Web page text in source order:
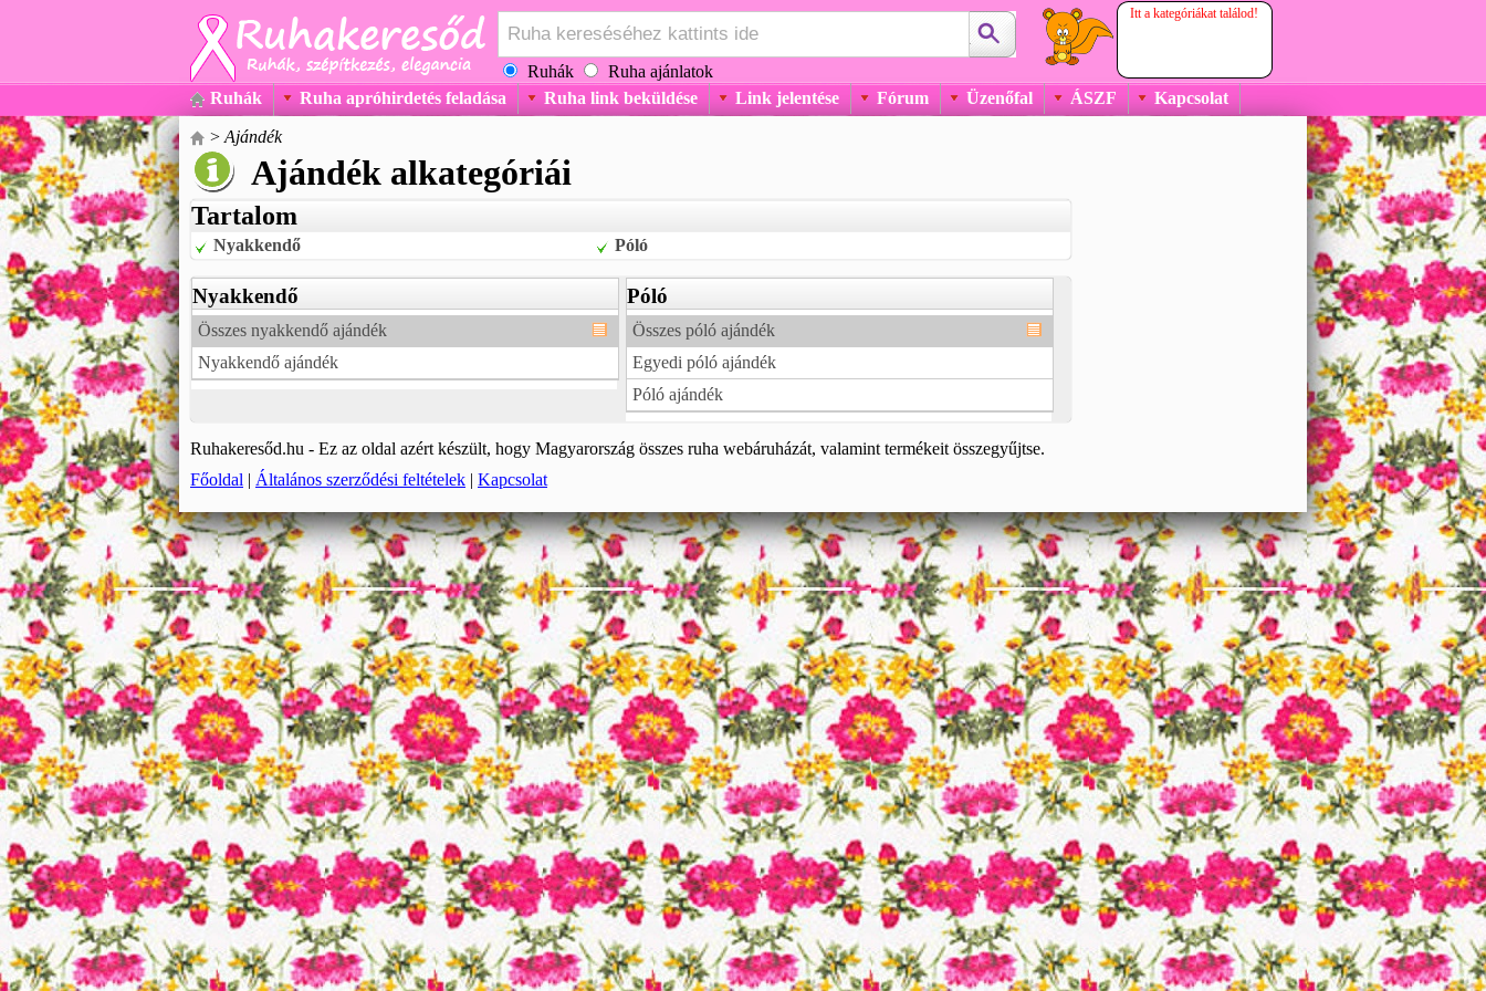
Ruhák Ruha ajánlatok
Itt a kategóriákat találod!
Ruhák Ruha apróhirdetés feladása Ruha link beküldése Link jelentése Fórum Üzenőfal ÁSZF Kapcsolat
> Ajándék
Ajándék alkategóriái
Tartalom
Nyakkendő Póló
Nyakkendő
Összes nyakkendő ajándék
Nyakkendő ajándék
Póló
Összes póló ajándék
Egyedi póló ajándék
Póló ajándék
Ruhakeresőd.hu - Ez az oldal azért készült, hogy Magyarország összes ruha webáruházát, valamint termékeit összegyűjtse.
Főoldal | Általános szerződési feltételek | Kapcsolat